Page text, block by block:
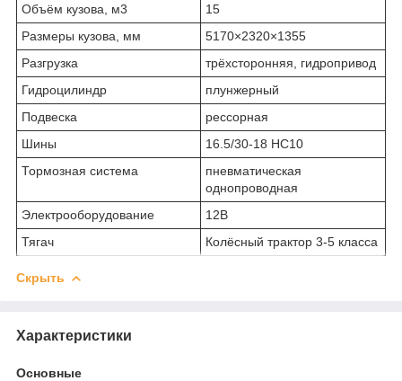
Объём кузова, м3
15
Размеры кузова, мм
5170×2320×1355
Разгрузка
трёхсторонняя, гидропривод
Гидроцилиндр
плунжерный
Подвеска
рессорная
Шины
16.5/30-18 НС10
Тормозная система
пневматическая
однопроводная
Электрооборудование
12В
Тягач
Колёсный трактор 3-5 класса
Скрыть
Характеристики
Основные